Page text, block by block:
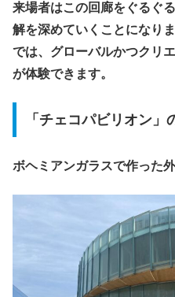
来場者はこの回廊をぐるぐ
解を深めていくことになり
では、グローバルかつクリ
が体験できます。
「チェコパビリオン」
ボヘミアンガラスで作った外